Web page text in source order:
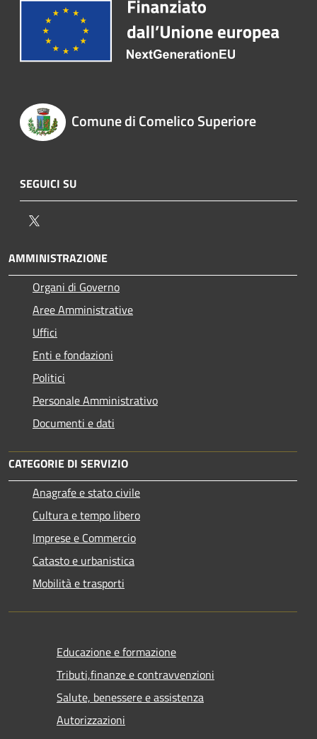
Comune di Comelico Superiore
SEGUICI SU
AMMINISTRAZIONE
Organi di Governo
Aree Amministrative
Uffici
Enti e fondazioni
Politici
Personale Amministrativo
Documenti e dati
CATEGORIE DI SERVIZIO
Anagrafe e stato civile
Cultura e tempo libero
Imprese e Commercio
Catasto e urbanistica
Mobilità e trasporti
Educazione e formazione
Tributi,finanze e contravvenzioni
Salute, benessere e assistenza
Autorizzazioni